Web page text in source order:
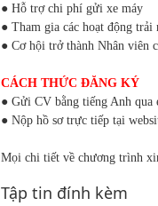
● Hỗ trợ chi phí gửi xe máy
● Tham gia các hoạt động trải
● Cơ hội trở thành Nhân viên
CÁCH THỨC ĐĂNG KÝ
● Gửi CV bằng tiếng Anh qua
● Nộp hồ sơ trực tiếp tại
Mọi chi tiết về chương trình
Tập tin đính kèm